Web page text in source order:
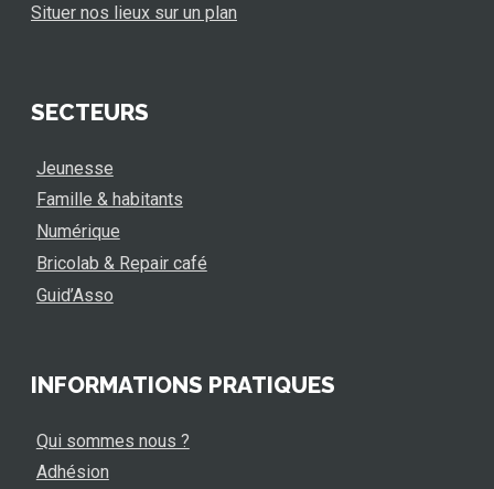
Situer nos lieux sur un plan
SECTEURS
Jeunesse
Famille & habitants
Numérique
Bricolab & Repair café
Guid’Asso
INFORMATIONS PRATIQUES
Qui sommes nous ?
Adhésion